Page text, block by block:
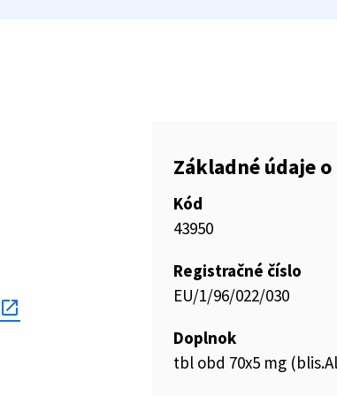
Základné údaje
Kód
43950
Registračné číslo
EU/1/96/022/030
Doplnok
tbl obd 70x5 mg